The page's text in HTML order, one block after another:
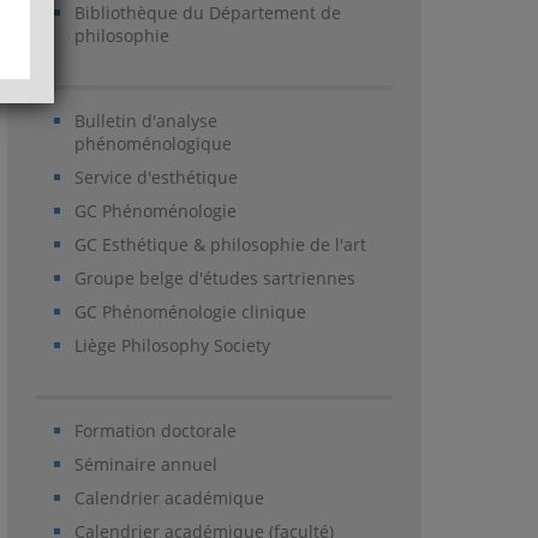
Bibliothèque du Département de
philosophie
Bulletin d'analyse
phénoménologique
Service d'esthétique
GC Phénoménologie
GC Esthétique & philosophie de l'art
Groupe belge d'études sartriennes
GC Phénoménologie clinique
Liège Philosophy Society
Formation doctorale
Séminaire annuel
Calendrier académique
Calendrier académique (faculté)